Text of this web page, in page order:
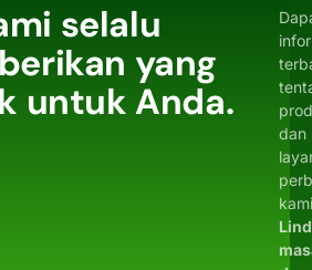
selalu
yang
untuk Anda.
dan